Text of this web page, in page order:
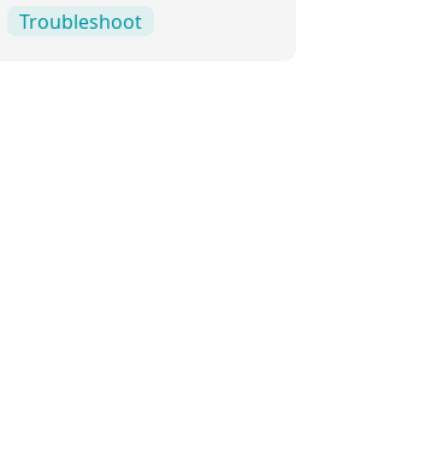
Troubleshoot